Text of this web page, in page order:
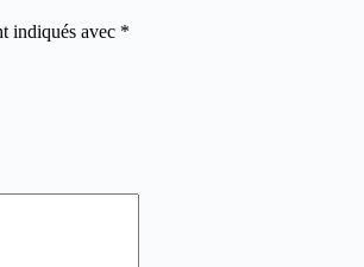
indiqués avec *